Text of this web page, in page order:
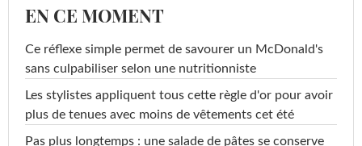
EN CE MOMENT
Ce réflexe simple permet de savourer un McDonald's
sans culpabiliser selon une nutritionniste
Les stylistes appliquent tous cette règle d'or pour avoir
plus de tenues avec moins de vêtements cet été
Pas plus longtemps : une salade de pâtes se conserve